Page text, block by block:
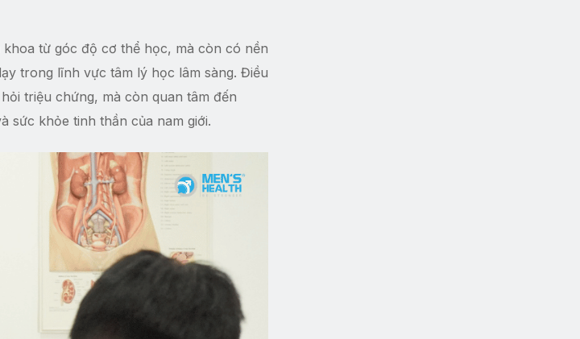
từ góc độ cơ thể học, mà còn có nền
trong lĩnh vực tâm lý học lâm sàng. Điều
triệu chứng, mà còn quan tâm đến
sức khỏe tinh thần của nam giới.